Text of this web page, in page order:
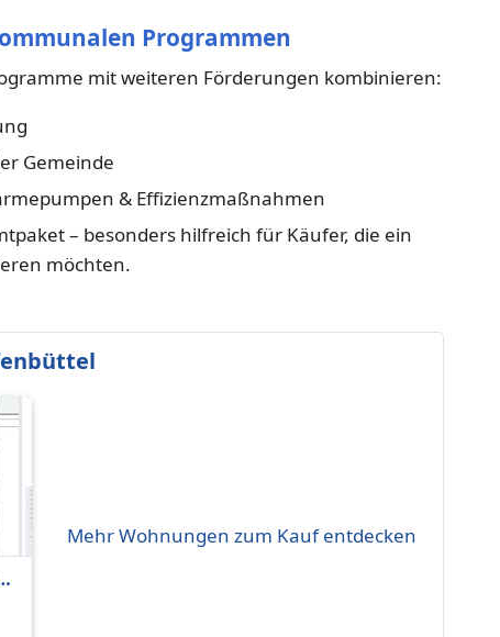
Programmen
mit weiteren Förderungen kombinieren:
Gemeinde
& Effizienzmaßnahmen
– besonders hilfreich für Käufer, die ein
möchten.
Mehr Wohnungen zum Kauf entdecken